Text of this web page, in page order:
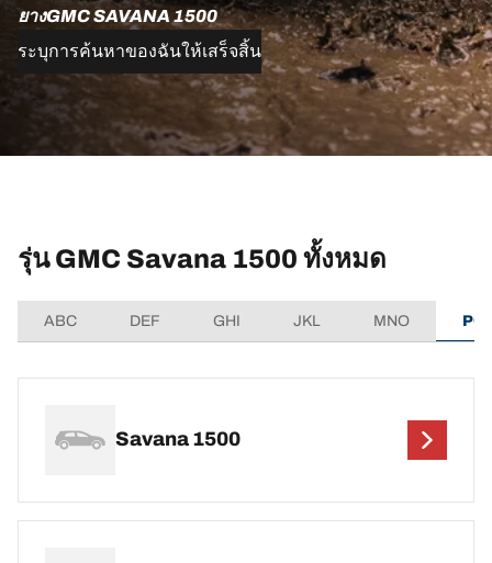
ยางGMC SAVANA 1500
ระบุการค้นหาของฉันให้เสร็จสิ้น
รุ่น GMC Savana 1500 ทั้งหมด
ABC DEF GHI JKL MNO
Savana 1500